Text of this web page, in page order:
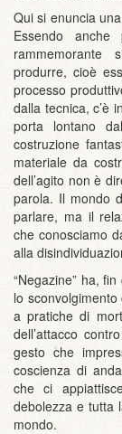
Qui si enuncia
Essendo
rammemorante
produrre, cioè
processo
dalla tecnica, c’è
porta lontano
costruzione
materiale da
dell’agito non è
parola. Il mondo
parlare, ma il
che conosciamo
alla
“Negazine” ha,
lo
a pratiche di
dell’attacco
gesto che
coscienza di
che ci
debolezza e tutta
mondo.